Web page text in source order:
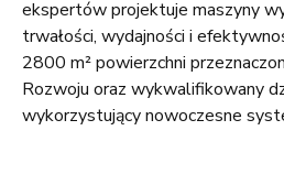
ekspertów projektuje maszyny
trwałości, wydajności i
2800 m² powierzchni
Rozwoju oraz wykwalifikowany
wykorzystujący nowoczesne